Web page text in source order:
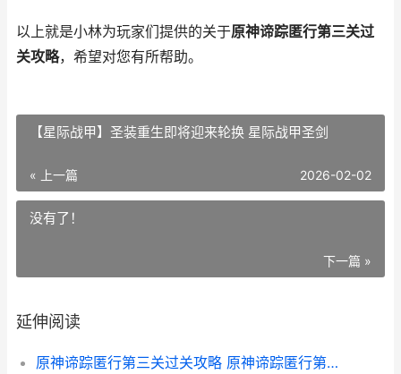
以上就是小林为玩家们提供的关于原神谛踪匿行第三关过
关攻略，希望对您有所帮助。
【星际战甲】圣装重生即将迎来轮换 星际战甲圣剑
« 上一篇 2026-02-02
没有了！
下一篇 »
延伸阅读
原神谛踪匿行第三关过关攻略 原神谛踪匿行第二关